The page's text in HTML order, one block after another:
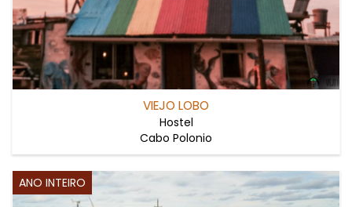
VIEJO LOBO
Hostel
Cabo Polonio
ANO INTEIRO